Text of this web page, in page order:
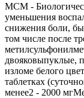
МСМ -
уменьшения
снижения боли,
том числе после
двояковыпуклые,
изломе белого
таблетках
менее2 - 2000